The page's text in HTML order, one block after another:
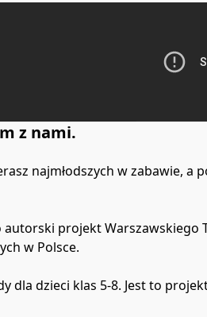
z nami.
najmłodszych w zabawie,
autorski projekt
w Polsce.
dla dzieci klas 5-8. Jest to